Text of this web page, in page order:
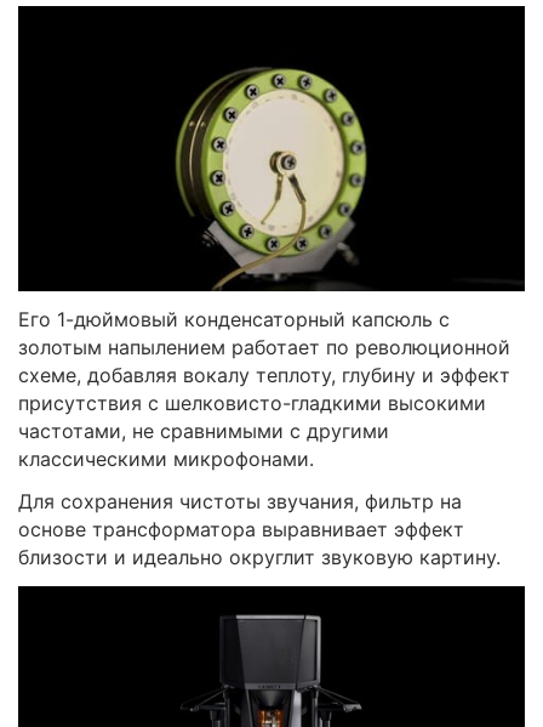
Его 1-дюймовый конденсаторный капсюль с
золотым напылением работает по революционной
схеме, добавляя вокалу теплоту, глубину и эффект
присутствия с шелковисто-гладкими высокими
частотами, не сравнимыми с другими
классическими микрофонами.
Для сохранения чистоты звучания, фильтр на
основе трансформатора выравнивает эффект
близости и идеально округлит звуковую картину.